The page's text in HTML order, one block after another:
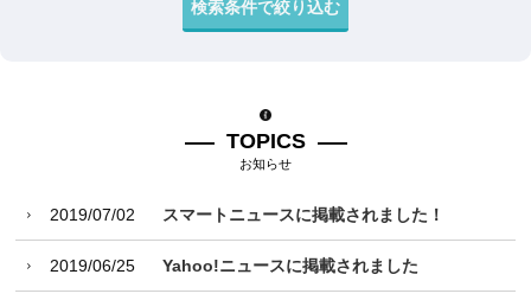
TOPICS
お知らせ
2019/07/02 スマートニュースに掲載されました！
2019/06/25 Yahoo!ニュースに掲載されました